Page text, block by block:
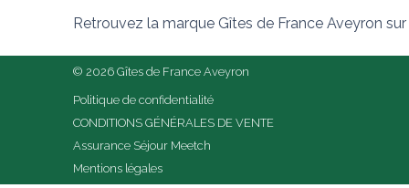
Retrouvez la marque Gîtes de France Aveyron
© 2026 Gîtes de France Aveyron
Politique de confidentialité
CONDITIONS GÉNÉRALES DE VENTE
Assurance Séjour Meetch
Mentions légales